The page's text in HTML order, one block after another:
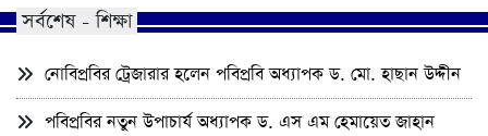
সর্বশেষ - শিক্ষা
নোবিপ্রবির ট্রেজারার হলেন পবিপ্রবি অধ্যাপক ড. মো. হাছান উদ্দীন
পবিপ্রবির নতুন উপাচার্য অধ্যাপক ড. এস এম হেমায়েত জাহান